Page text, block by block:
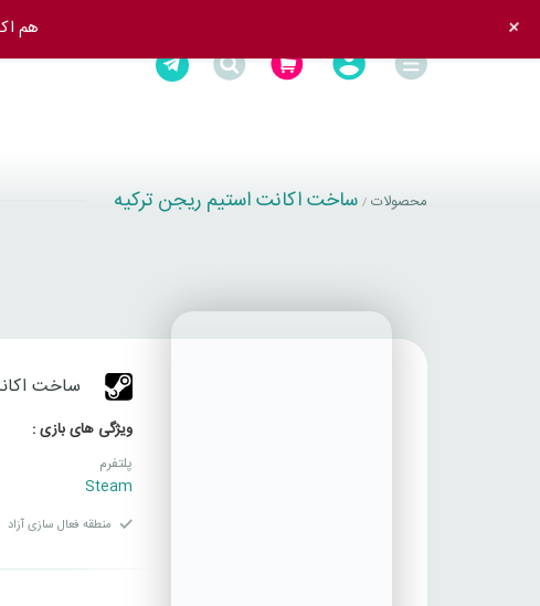
محصولات / ساخت اکانت استیم ریجن ترکیه
ساخت
ویژگی های بازی :
پلتفرم
Steam
منطقه فعال سازی آزاد
هم +